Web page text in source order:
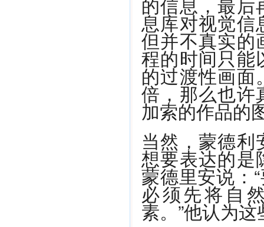
息库对视觉信
但并不真实的
程的时间只能
的过渡性画面
倍，那么也许
加索的作品的
当然，蒙德
想要表达的是
蒙德里安说：
必须先将自
素。”他认为